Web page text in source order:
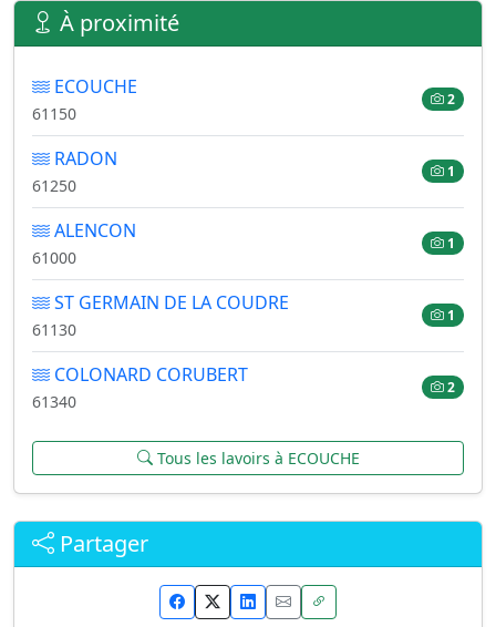
À proximité
ECOUCHE
61150
2
RADON
61250
1
ALENCON
61000
1
ST GERMAIN DE LA COUDRE
61130
1
COLONARD CORUBERT
61340
2
Tous les lavoirs à ECOUCHE
Partager